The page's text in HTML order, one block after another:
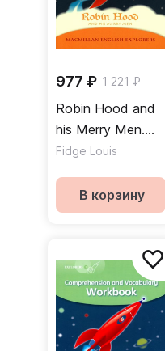
977 ₽ 1 221 ₽
Robin Hood and
his Merry Men.
Workbook
Fidge Louis
В корзину